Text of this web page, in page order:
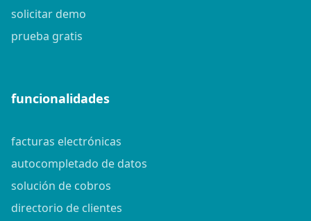
solicitar demo
prueba gratis
funcionalidades
facturas electrónicas
autocompletado de datos
solución de cobros
directorio de clientes